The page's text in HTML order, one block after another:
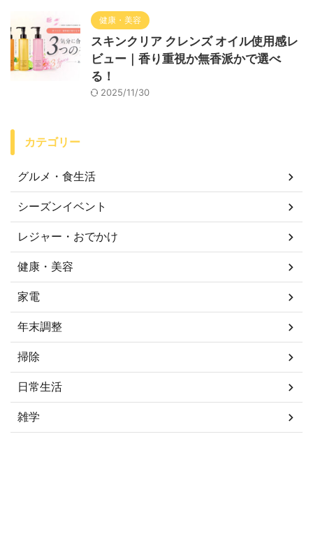
健康・美容
スキンクリア クレンズ オイル使用感レ
ビュー｜香り重視か無香派かで選べ
る！
2025/11/30
カテゴリー
グルメ・食生活
シーズンイベント
レジャー・おでかけ
健康・美容
家電
年末調整
掃除
日常生活
雑学